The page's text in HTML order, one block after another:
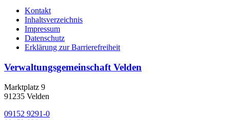
Kontakt
Inhaltsverzeichnis
Impressum
Datenschutz
Erklärung zur Barrierefreiheit
Verwaltungsgemeinschaft Velden
Marktplatz 9
91235 Velden
09152 9291-0